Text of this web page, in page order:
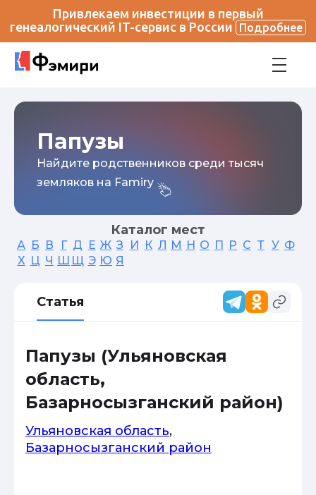
Привлекаем инвестиции в первый
генеалогический IT-сервис в России
Подробнее
Папузы
Найдите родственников среди тысяч
земляков на Famiry
Каталог мест
А Б В Г Д Е Ж З И К Л М Н О П Р С Т У Ф
Х Ц Ч Ш Щ Э Ю Я
Статья
Папузы (Ульяновская
область,
Базарносызганский район)
Ульяновская область,
Базарносызганский район